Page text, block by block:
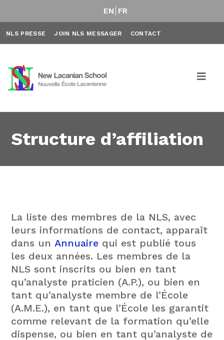
EN FR
NLS PRESSE JOIN NLS MESSAGER CONTACT
Structure d’affiliation
La liste des membres de la NLS, avec
leurs informations de contact, apparaît
dans unAnnuaire qui est publié tous
les deux années. Les membres de la
NLS sont inscrits ou bien en tant
qu’analyste praticien (A.P.), ou bien en
tant qu’analyste membre de l’École
(A.M.E.), en tant que l’École les garantit
comme relevant de la formation qu’elle
dispense, ou bien en tant qu’analyste de